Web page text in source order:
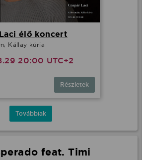
élő koncert
Kállay kúria
20:00 UTC+2
Részletek
Továbbiak
feat. Timi